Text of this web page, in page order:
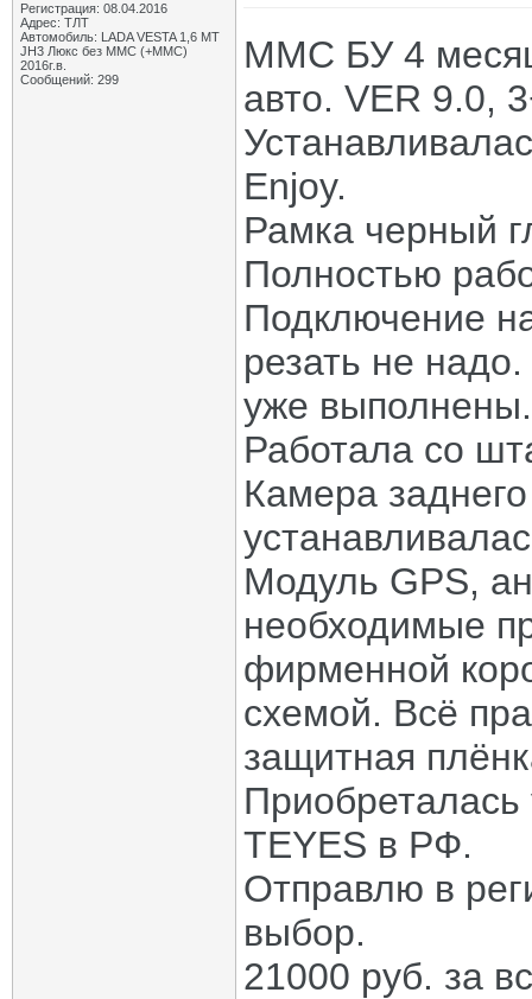
Регистрация: 08.04.2016
Адрес: ТЛТ
Автомобиль: LADA VESTA 1,6 MT
JH3 Люкс без ММС (+ММС)
2016г.в.
Сообщений: 299
ММС БУ 4
авто. VER 9.0,
Enjoy.
Рамка черный
Полностью
Подключение
резать не
уже
Работала со
Камера
Модуль GPS,
необходимые
фирменной
схемой. Всё
защитная
TEYES в РФ.
Отправлю в
выбор.
21000 руб. за